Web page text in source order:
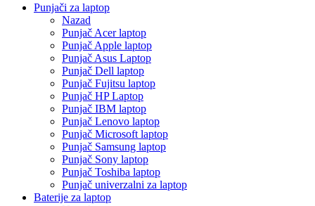
Punjači za laptop
Nazad
Punjač Acer laptop
Punjač Apple laptop
Punjač Asus Laptop
Punjač Dell laptop
Punjač Fujitsu laptop
Punjač HP Laptop
Punjač IBM laptop
Punjač Lenovo laptop
Punjač Microsoft laptop
Punjač Samsung laptop
Punjač Sony laptop
Punjač Toshiba laptop
Punjač univerzalni za laptop
Baterije za laptop